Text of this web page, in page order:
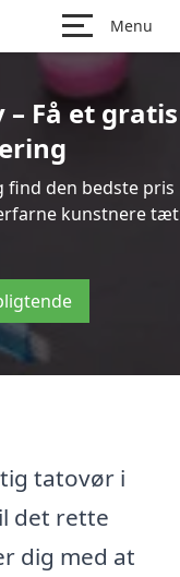
Menu
Få et gratis
find den bedste pris
kunstnere tæt
tatovør i
det rette
dig med at